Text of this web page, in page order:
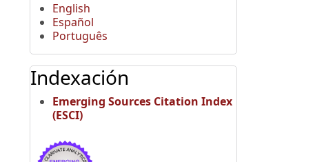
English
Español
Português
Indexación
Emerging Sources Citation Index
(ESCI)